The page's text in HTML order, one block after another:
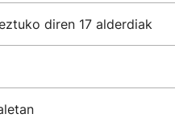
diren 17 alderdiak